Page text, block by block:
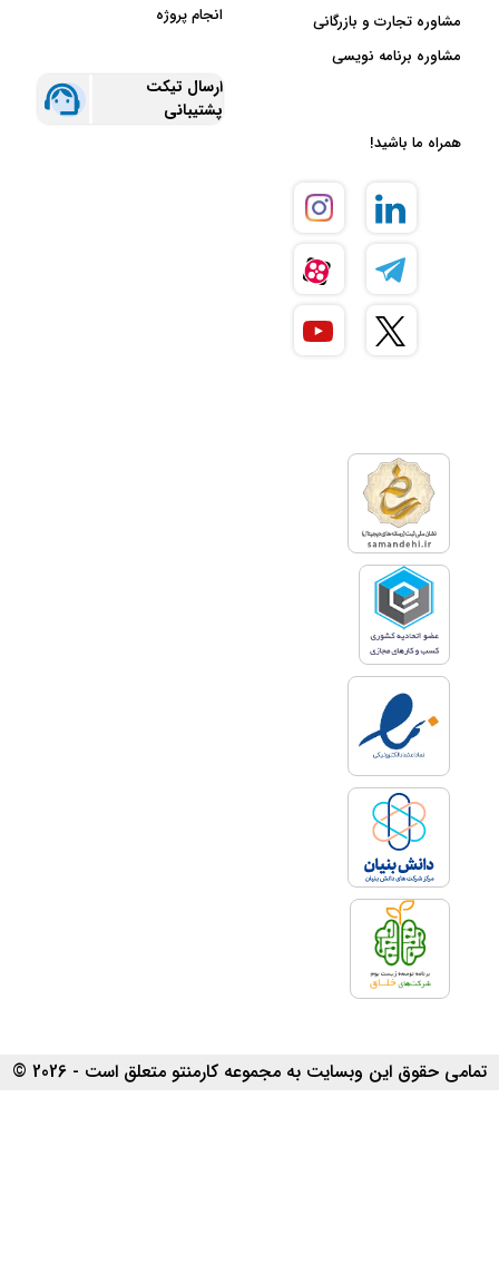
مشاوره تجارت و بازرگانی
مشاوره برنامه نویسی
انجام پروژه
ارسال تیکت
پشتیبانی
همراه ما باشید!
تمامی حقوق این وبسایت به مجموعه کارمنتو متعلق است - 2026 ©